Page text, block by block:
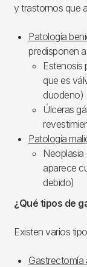
y trastornos que
Patología
predisponen a:
Estenosis
que es
duodeno)
Úlceras
Patología
Neoplasia
aparece
debido)
¿Qué tipos de
Existen varios
Gastrectomía